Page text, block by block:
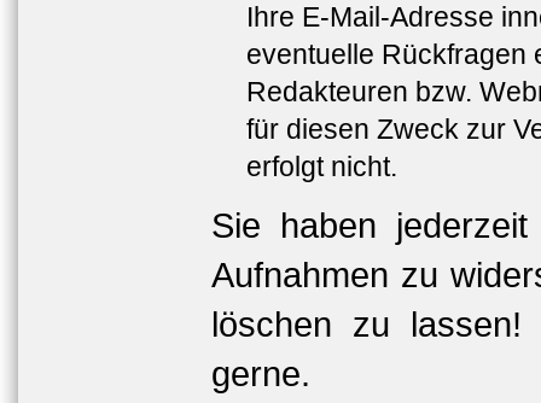
Ihre E-Mail-Adresse
eventuelle Rückfragen
Redakteuren bzw.
für diesen Zweck zur
erfolgt nicht.
Sie haben
Aufnahmen zu
löschen zu lassen!
gerne.